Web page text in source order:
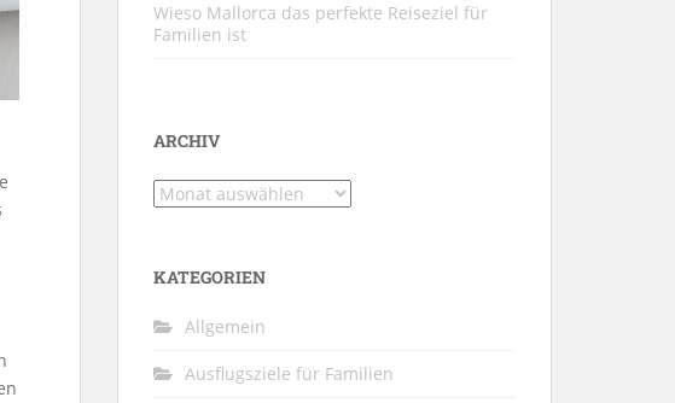
Wieso Mallorca das perfekte Reiseziel für
Familien ist
ARCHIV
Archiv
KATEGORIEN
Allgemein
Ausflugsziele für Familien